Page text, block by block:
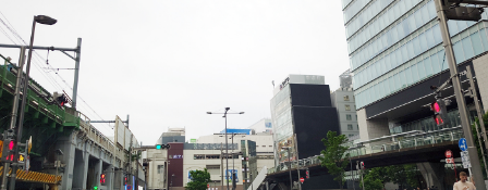
運営会社
お問い合わせ